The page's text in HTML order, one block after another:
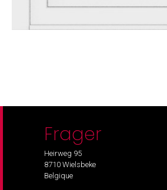
Frager
Heirweg 95
8710 Wielsbeke
Belgique